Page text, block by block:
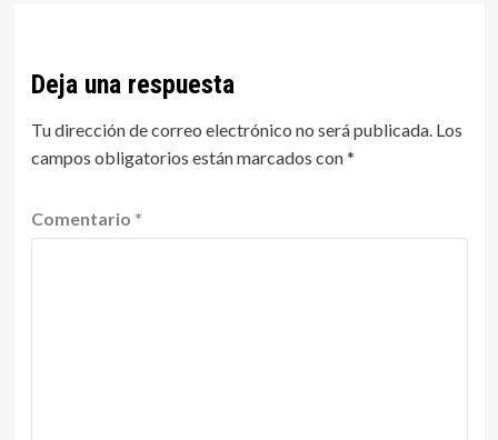
Deja una respuesta
Tu dirección de correo electrónico no será publicada. Los
campos obligatorios están marcados con*
Comentario *